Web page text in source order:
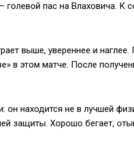
пас на Влаховича. К
выше, увереннее и наглее.
в этом матче. После
находится не в лучшей
защиты. Хорошо бегает,